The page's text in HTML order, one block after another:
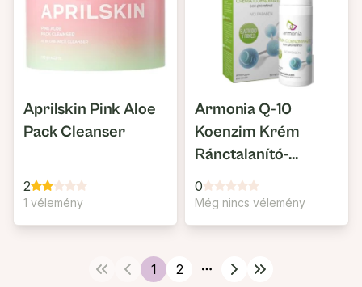
Aprilskin Pink Aloe
Pack Cleanser
2
1 vélemény
Armonia Q-10
Koenzim Krém
Ránctalanító-
Bőrfiatalító
0
Még nincs vélemény
1 2
More pages